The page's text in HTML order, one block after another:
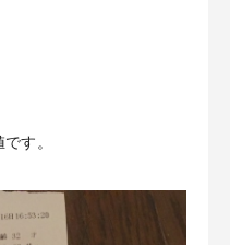
す。